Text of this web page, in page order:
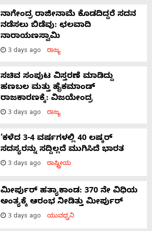
ನಾಗೇಂದ್ರ ರಾಜೀನಾಮೆ ಕೊಡದಿದ್ದರೆ ಸದನ
ನಡೆಸಲು ಬಿಡೆವು: ಛಲವಾದಿ
ನಾರಾಯಣಸ್ವಾಮಿ
3 days ago ರಾಜ್ಯ
ಸಚಿವ ಸಂಪುಟ ವಿಸ್ತರಣೆ ಮಾಡಿದ್ದು
ಹಣಬಲ ಮತ್ತು ಹೈಕಮಾಂಡ್
ರಾಜಕಾರಣಕ್ಕೆ: ವಿಜಯೇಂದ್ರ
3 days ago ರಾಜ್ಯ
‘ಕಳೆದ 3-4 ವರ್ಷಗಳಲ್ಲಿ 40 ಲಷ್ಕರ್
ಸದಸ್ಯರನ್ನು ಸದ್ದಿಲ್ಲದೆ ಮುಗಿಸಿದೆ ಭಾರತ
3 days ago ರಾಷ್ಟ್ರೀಯ
ಮೀರ್ಪುರ್ ಹತ್ಯಾಕಾಂಡ: 370 ನೇ ವಿಧಿಯ
ಅಂತ್ಯಕ್ಕೆ ಆರಂಭ ನೀಡಿತ್ತು ಮೀರ್ಪುರ್
3 days ago ಯುವಧ್ವನಿ